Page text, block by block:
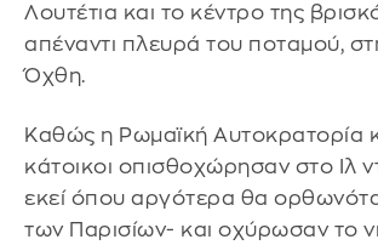
Λουτέτια και το κέντρο της
απέναντι πλευρά του ποταμού,
Όχθη.
Καθώς η Ρωμαϊκή Αυτοκρατορία
κάτοικοι οπισθοχώρησαν στο Ιλ
εκεί όπου αργότερα θα
των Παρισίων- και οχύρωσαν το